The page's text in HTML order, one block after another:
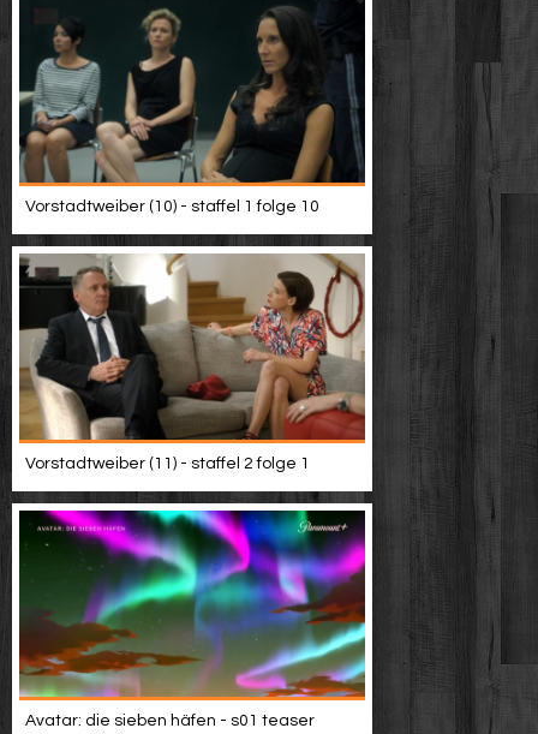
Vorstadtweiber (10) - staffel 1 folge 10
Vorstadtweiber (11) - staffel 2 folge 1
Avatar: die sieben häfen - s01 teaser